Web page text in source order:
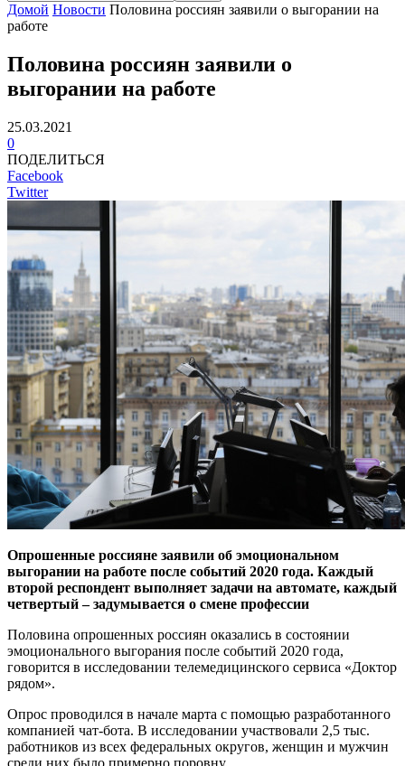
Домой Новости Половина россиян заявили о выгорании на
работе
Половина россиян заявили о
выгорании на работе
25.03.2021
0
ПОДЕЛИТЬСЯ
Facebook
Twitter
Опрошенные россияне заявили об эмоциональном
выгорании на работе после событий 2020 года. Каждый
второй респондент выполняет задачи на автомате, каждый
четвертый – задумывается о смене профессии
Половина опрошенных россиян оказались в состоянии
эмоционального выгорания после событий 2020 года,
говорится в исследовании телемедицинского сервиса «Доктор
рядом».
Опрос проводился в начале марта с помощью разработанного
компанией чат-бота. В исследовании участвовали 2,5 тыс.
работников из всех федеральных округов, женщин и мужчин
среди них было примерно поровну.